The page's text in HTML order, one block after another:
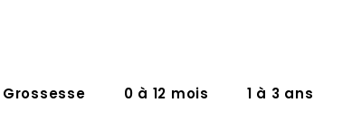
Grossesse 0 à 12 mois 1 à 3 ans